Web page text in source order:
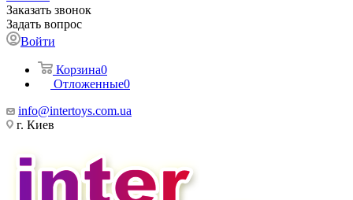
Заказать звонок
Задать вопрос
Войти
Корзина0
Отложенные0
info@intertoys.com.ua
г. Киев